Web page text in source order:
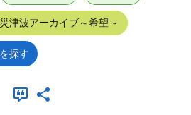
津波アーカイブ～希望～
探す